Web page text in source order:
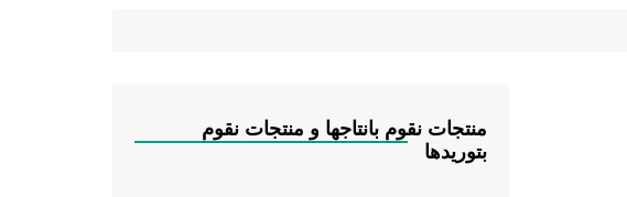
منتجات نقوم بانتاجها و منتجات نقوم
بتوريدها